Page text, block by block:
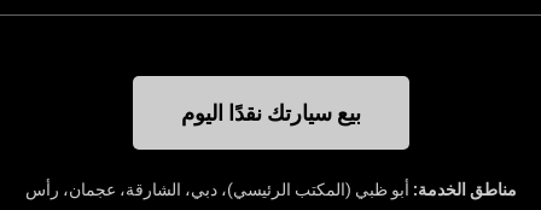
بيع سيارتك نقدًا اليوم
مناطق الخدمة: أبو ظبي (المكتب الرئيسي)، دبي، الشارقة، عجمان، رأس